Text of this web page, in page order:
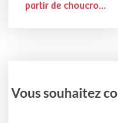
partir de choucro...
Vous souhaitez